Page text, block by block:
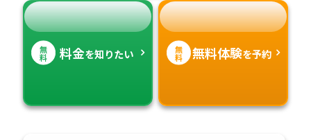
無
料 料金を知りたい 無
料 無料体験を予約